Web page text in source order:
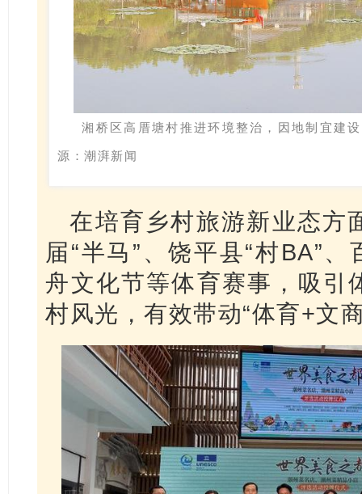
湘桥区高厝塘村推进环境整治，因地制宜建
源：潮湃新闻
在培育乡村旅游新业态方
届“半马”、饶平县“村BA”
舟文化节等体育赛事，吸引
村风光，有效带动“体育+文